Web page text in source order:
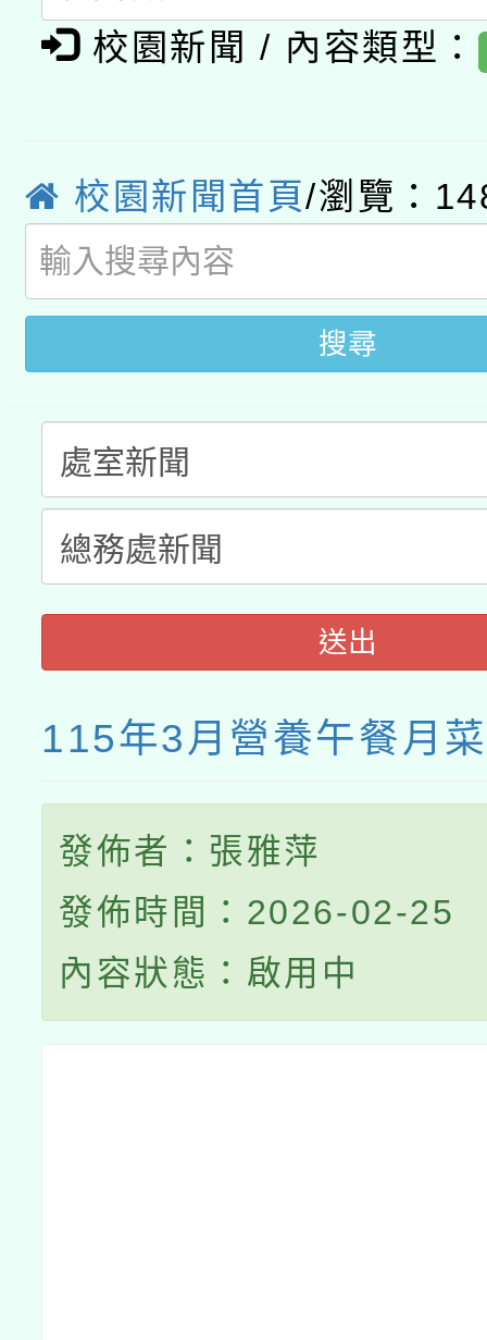
pilot」
有關大陸委員會函釋公
轉知經濟部水利署委託
用水績優單位及節水達
動」
桃園市孔廟祈福系列
開 智慧啟航」
2026年桃園地景藝術
校園新聞 / 內容類型：
校園新聞首頁/瀏覽：
搜尋
送出
115年3月營養午餐月
發佈者：張雅萍
發佈時間：2026-02-25
內容狀態：啟用中